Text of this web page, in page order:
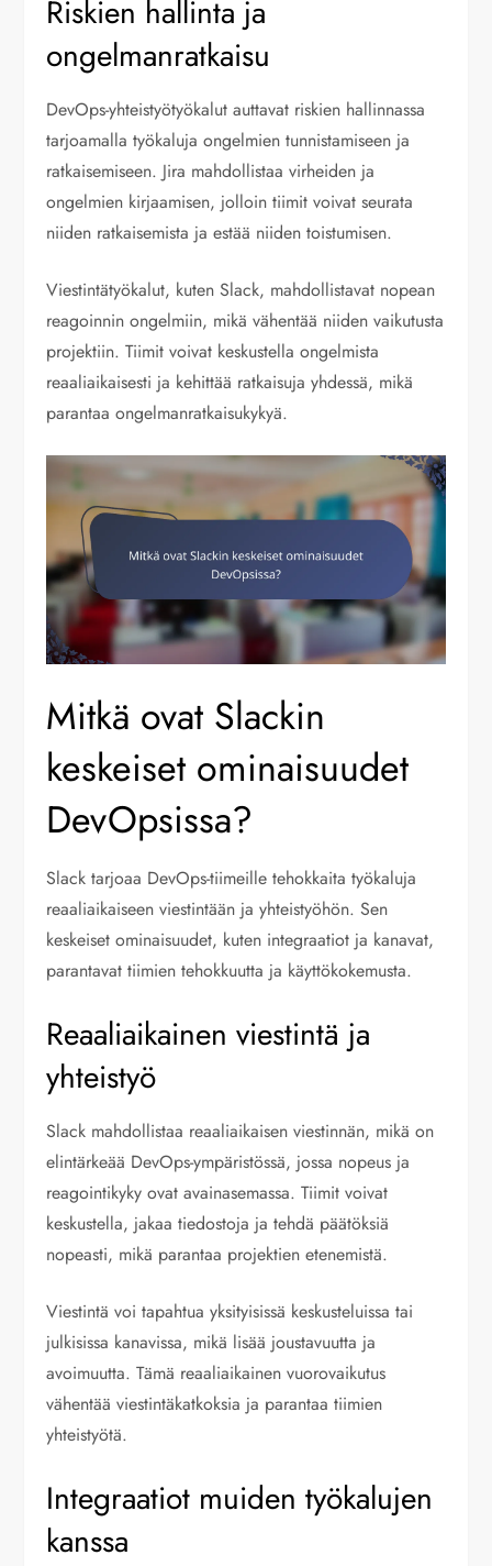
Riskien hallinta ja
ongelmanratkaisu
DevOps-yhteistyötyökalut auttavat riskien hallinnassa
tarjoamalla työkaluja ongelmien tunnistamiseen ja
ratkaisemiseen. Jira mahdollistaa virheiden ja
ongelmien kirjaamisen, jolloin tiimit voivat seurata
niiden ratkaisemista ja estää niiden toistumisen.
Viestintätyökalut, kuten Slack, mahdollistavat nopean
reagoinnin ongelmiin, mikä vähentää niiden vaikutusta
projektiin. Tiimit voivat keskustella ongelmista
reaaliaikaisesti ja kehittää ratkaisuja yhdessä, mikä
parantaa ongelmanratkaisukykyä.
Mitkä ovat Slackin
keskeiset ominaisuudet
DevOpsissa?
Slack tarjoaa DevOps-tiimeille tehokkaita työkaluja
reaaliaikaiseen viestintään ja yhteistyöhön. Sen
keskeiset ominaisuudet, kuten integraatiot ja kanavat,
parantavat tiimien tehokkuutta ja käyttökokemusta.
Reaaliaikainen viestintä ja
yhteistyö
Slack mahdollistaa reaaliaikaisen viestinnän, mikä on
elintärkeää DevOps-ympäristössä, jossa nopeus ja
reagointikyky ovat avainasemassa. Tiimit voivat
keskustella, jakaa tiedostoja ja tehdä päätöksiä
nopeasti, mikä parantaa projektien etenemistä.
Viestintä voi tapahtua yksityisissä keskusteluissa tai
julkisissa kanavissa, mikä lisää joustavuutta ja
avoimuutta. Tämä reaaliaikainen vuorovaikutus
vähentää viestintäkatkoksia ja parantaa tiimien
yhteistyötä.
Integraatiot muiden työkalujen
kanssa